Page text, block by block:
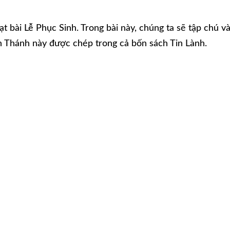
bài Lễ Phục Sinh. Trong bài này, chúng ta sẽ tập chú
Thánh này được chép trong cả bốn sách Tin Lành.